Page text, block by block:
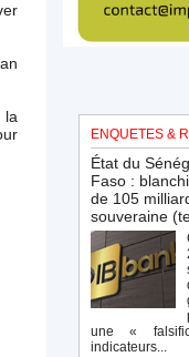
la
ENQUETES &
État du
Faso :
de 105
souveraine
une «
indicateurs...